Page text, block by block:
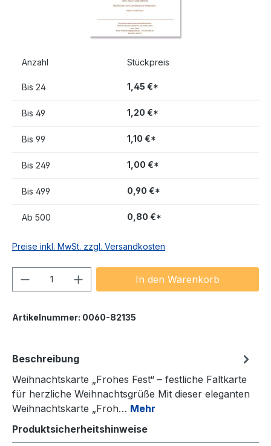
Anzahl Stückpreis
Bis 24 1,45 €*
Bis 49 1,20 €*
Bis 99 1,10 €*
Bis 249 1,00 €*
Bis 499 0,90 €*
Ab 500 0,80 €*
Preise inkl. MwSt. zzgl. Versandkosten
Produkt Anzahl: Gib denIn den Warenkorb
Artikelnummer: 0060-82135
Beschreibung
Weihnachtskarte „Frohes Fest“ – festliche Faltkarte
für herzliche Weihnachtsgrüße Mit dieser eleganten
Weihnachtskarte „Froh… Mehr
Produktsicherheitshinweise